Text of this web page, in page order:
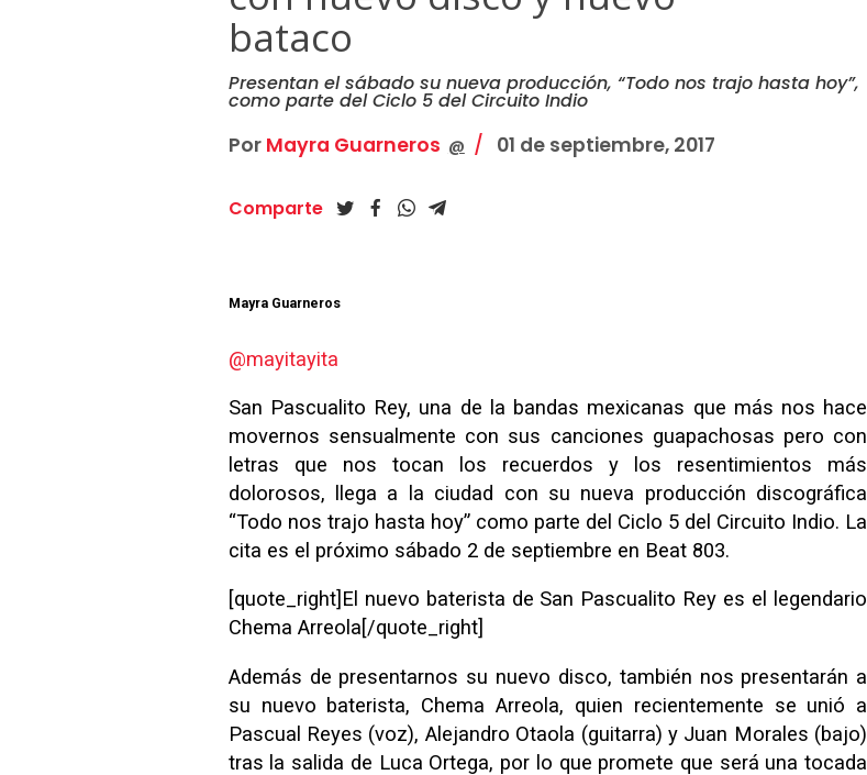
bataco
Presentan el sábado su nueva producción, “Todo nos trajo hasta hoy”,
como parte del Ciclo 5 del Circuito Indio
Por Mayra Guarneros @ 01 de septiembre, 2017
Comparte
Mayra Guarneros
@mayitayita
San Pascualito Rey, una de la bandas mexicanas que más nos hace
movernos sensualmente con sus canciones guapachosas pero con
letras que nos tocan los recuerdos y los resentimientos más
dolorosos, llega a la ciudad con su nueva producción discográfica
“Todo nos trajo hasta hoy” como parte del Ciclo 5 del Circuito Indio. La
cita es el próximo sábado 2 de septiembre en Beat 803.
[quote_right]El nuevo baterista de San Pascualito Rey es el legendario
Chema Arreola[/quote_right]
Además de presentarnos su nuevo disco, también nos presentarán a
su nuevo baterista, Chema Arreola, quien recientemente se unió a
Pascual Reyes (voz), Alejandro Otaola (guitarra) y Juan Morales (bajo)
tras la salida de Luca Ortega, por lo que promete que será una tocada